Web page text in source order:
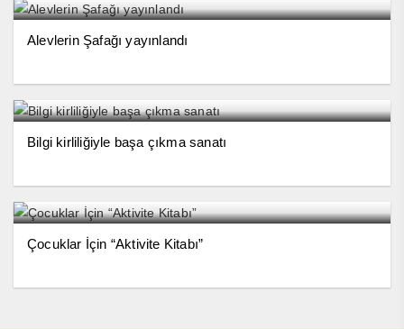
Alevlerin Şafağı yayınlandı
Bilgi kirliliğiyle başa çıkma sanatı
Çocuklar İçin “Aktivite Kitabı”